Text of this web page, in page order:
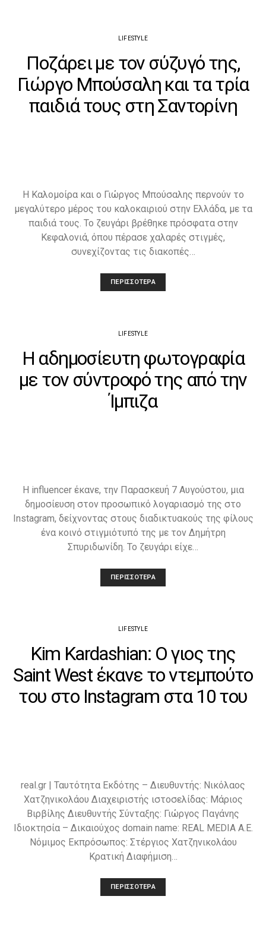
LIFESTYLE
Ποζάρει με τον σύζυγό της,
Γιώργο Μπούσαλη και τα τρία
παιδιά τους στη Σαντορίνη
Η Καλομοίρα και ο Γιώργος Μπούσαλης περνούν το
μεγαλύτερο μέρος του καλοκαιριού στην Ελλάδα, με τα
παιδιά τους. Το ζευγάρι βρέθηκε πρόσφατα στην
Κεφαλονιά, όπου πέρασε χαλαρές στιγμές,
συνεχίζοντας τις διακοπές…
ΠΕΡΙΣΣΌΤΕΡΑ
LIFESTYLE
Η αδημοσίευτη φωτογραφία
με τον σύντροφό της από την
Ίμπιζα
Η influencer έκανε, την Παρασκευή 7 Αυγούστου, μια
δημοσίευση στον προσωπικό λογαριασμό της στο
Instagram, δείχνοντας στους διαδικτυακούς της φίλους
ένα κοινό στιγμιότυπό της με τον Δημήτρη
Σπυριδωνίδη. Το ζευγάρι είχε…
ΠΕΡΙΣΣΌΤΕΡΑ
LIFESTYLE
Kim Kardashian: Ο γιος της
Saint West έκανε το ντεμπούτο
του στο Instagram στα 10 του
real.gr | Ταυτότητα Εκδότης – Διευθυντής: Νικόλαος
Χατζηνικολάου Διαχειριστής ιστοσελίδας: Μάριος
Βιρβίλης Διευθυντής Σύνταξης: Γιώργος Παγάνης
Ιδιοκτησία – Δικαιούχος domain name: REAL MEDIA A.E.
Νόμιμος Εκπρόσωπος: Στέργιος Χατζηνικολάου
Κρατική Διαφήμιση…
ΠΕΡΙΣΣΌΤΕΡΑ